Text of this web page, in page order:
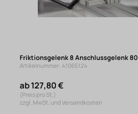
Friktionsgelenk 8 Anschlussgelenk 80
Artikelnummer: 41065124
ab 127,80 €
(Preis pro St.)
zzgl. MwSt. und Versandkosten